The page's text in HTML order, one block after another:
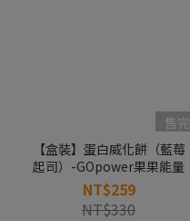
售完
【盒裝】蛋白威化餅（藍莓
起司）-GOpower果果能量
NT$259
NT$330